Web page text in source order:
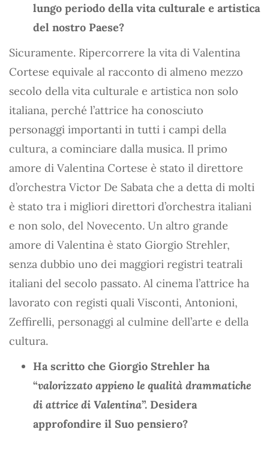
lungo periodo della vita culturale e artistica
del nostro Paese?
Sicuramente. Ripercorrere la vita di Valentina
Cortese equivale al racconto di almeno mezzo
secolo della vita culturale e artistica non solo
italiana, perché l’attrice ha conosciuto
personaggi importanti in tutti i campi della
cultura, a cominciare dalla musica. Il primo
amore di Valentina Cortese è stato il direttore
d’orchestra Victor De Sabata che a detta di molti
è stato tra i migliori direttori d’orchestra italiani
e non solo, del Novecento. Un altro grande
amore di Valentina è stato Giorgio Strehler,
senza dubbio uno dei maggiori registri teatrali
italiani del secolo passato. Al cinema l’attrice ha
lavorato con registi quali Visconti, Antonioni,
Zeffirelli, personaggi al culmine dell’arte e della
cultura.
Ha scritto che Giorgio Strehler ha
“valorizzato appieno le qualità drammatiche
di attrice di Valentina”. Desidera
approfondire il Suo pensiero?